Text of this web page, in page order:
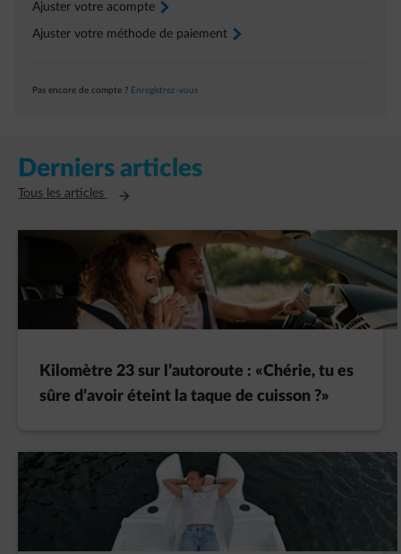
Ajuster votre acompte arrow-right
Ajuster votre méthode de paiement arrow-right
Pas encore de compte ? Enregistrez-vous
Derniers articles
Tous les articles Ouvre un nouvel onglet
Kilomètre 23 sur l’autoroute : «Chérie, tu es
sûre d’avoir éteint la taque de cuisson ?»